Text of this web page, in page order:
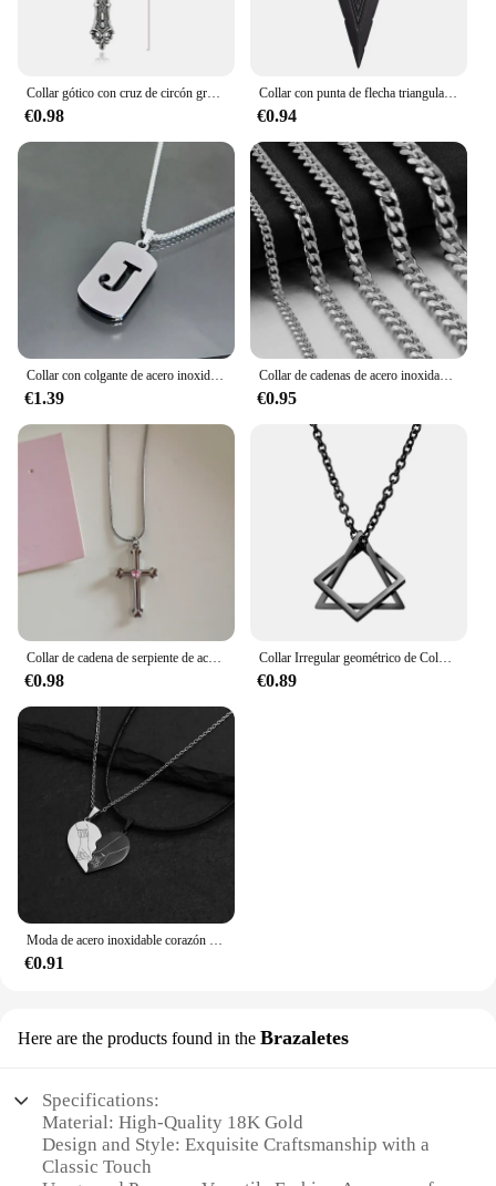
Collar gótico con cruz de circón grande Unisex Y2K, collares con colgante de cruz grande gótico Irregular para hombres y mujeres, collar de pareja, joyería
€0.98
Collar con punta de flecha triangular negro con personalidad Retro, colgante de estilo de nicho, joyería Punk, regalo de fiesta para hombres y mujeres, Color plata 2022
€0.94
Collar con colgante de acero inoxidable para hombre y mujer, A-Z Punk con letra inicial, joyería gótica, venta al por mayor
€1.39
Collar de cadenas de acero inoxidable para hombre, Gargantilla básica de rapero en el cuello, joyería de moda, Hip Hop, ancho, 3/5/7/9MM, Eslabón cubano
€0.95
Collar de cadena de serpiente de acero inoxidable para niña, colgante de Bowknot de corazón Rosa Vintage Kpop, accesorios de joyería Rave estética gótica Y2k
€0.98
Collar Irregular geométrico de Color plateado para mujer y hombre, cadena de clavícula Punk Simple, accesorios para el cuello de nueva tendencia de verano
€0.89
Moda de acero inoxidable corazón rompecabezas cerradura llave colgante pareja collar colgantes collares para amantes joyería del Día de San Valentín
€0.91
Here are the products found in the Brazaletes
Specifications:
Material: High-Quality 18K Gold
Design and Style: Exquisite Craftsmanship with a
Classic Touch